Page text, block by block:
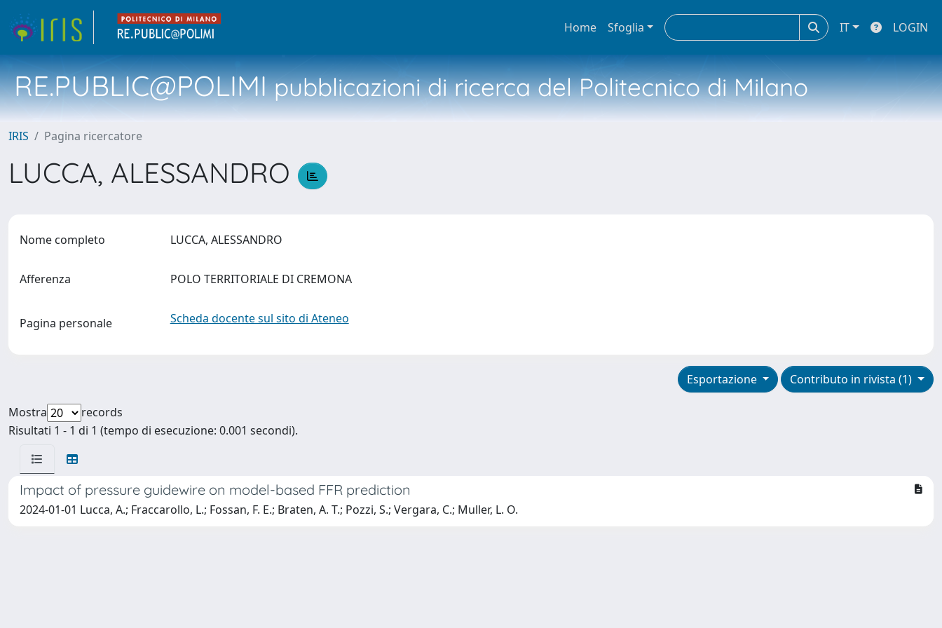
Home Sfoglia IT LOGIN
RE.PUBLIC@POLIMIpubblicazioni di ricerca del Politecnico di Milano
IRIS Pagina ricercatore
LUCCA, ALESSANDRO
Nome completo LUCCA, ALESSANDRO
Afferenza POLO TERRITORIALE DI CREMONA
Pagina personale Scheda docente sul sito di Ateneo
Contributo in rivista (1)
Esportazione
Mostra
records
Risultati 1 - 1 di 1 (tempo di esecuzione: 0.001 secondi).
Impact of pressure guidewire on model-based FFR prediction
2024-01-01 Lucca, A.; Fraccarollo, L.; Fossan, F. E.; Braten, A. T.; Pozzi, S.; Vergara, C.; Muller, L. O.